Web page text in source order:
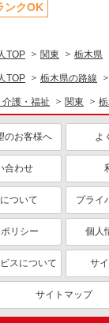
探す
医療・介護・福祉
探す
ミドル
車通勤
社会保
り
ンクOK
TOP 関東 栃木県
TOP 栃木県の路線
介護・福祉 関東
のお客様へ よ
合わせ
ついて プライ
リシー 個人
スについて サ
サイトマップ